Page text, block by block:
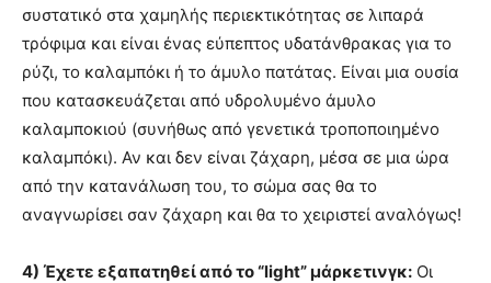
συστατικό στα χαμηλής περιεκτικότητας σε λιπαρά
τρόφιμα και είναι ένας εύπεπτος υδατάνθρακας για το
ρύζι, το καλαμπόκι ή το άμυλο πατάτας. Είναι μια ουσία
που κατασκευάζεται από υδρολυμένο άμυλο
καλαμποκιού (συνήθως από γενετικά τροποποιημένο
καλαμπόκι). Αν και δεν είναι ζάχαρη, μέσα σε μια ώρα
από την κατανάλωση του, το σώμα σας θα το
αναγνωρίσει σαν ζάχαρη και θα το χειριστεί αναλόγως!
4) Έχετε εξαπατηθεί από το “light” μάρκετινγκ: Οι